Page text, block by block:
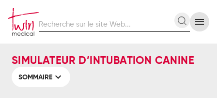
sur
Web
SIMULATEUR D’INTUBATION CANINE
SOMMAIRE